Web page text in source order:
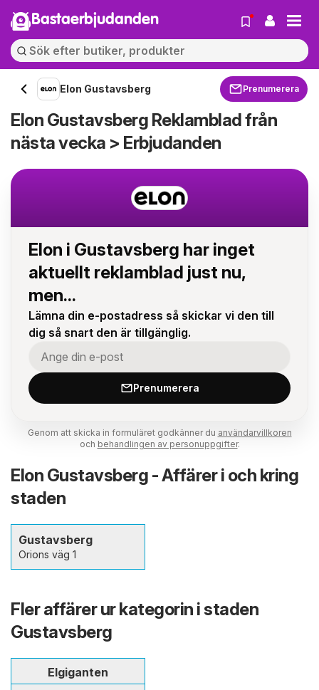
Bastaerbjudanden
Elon Gustavsberg Prenumerera
Elon Gustavsberg Reklamblad från
nästa vecka > Erbjudanden
Elon i Gustavsberg har inget
aktuellt reklamblad just nu,
men...
Lämna din e-postadress så skickar vi den till
dig så snart den är tillgänglig.
Prenumerera
Genom att skicka in formuläret godkänner du användarvillkoren
och behandlingen av personuppgifter.
Elon Gustavsberg - Affärer i och kring
staden
Gustavsberg
Orions väg 1
Fler affärer ur kategorin i staden
Gustavsberg
Elgiganten